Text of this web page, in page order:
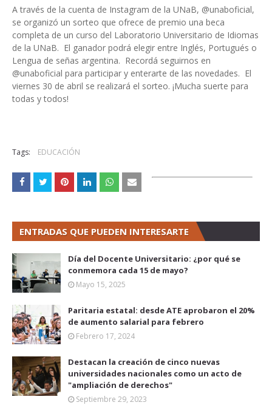
A través de la cuenta de Instagram de la UNaB, @unaboficial,
se organizó un sorteo que ofrece de premio una beca
completa de un curso del Laboratorio Universitario de Idiomas
de la UNaB. El ganador podrá elegir entre Inglés, Portugués o
Lengua de señas argentina. Recordá seguirnos en
@unaboficial para participar y enterarte de las novedades. El
viernes 30 de abril se realizará el sorteo. ¡Mucha suerte para
todas y todos!
Tags: EDUCACIÓN
ENTRADAS QUE PUEDEN INTERESARTE
Día del Docente Universitario: ¿por qué se
conmemora cada 15 de mayo?
Mayo 15, 2025
Paritaria estatal: desde ATE aprobaron el 20%
de aumento salarial para febrero
Febrero 17, 2024
Destacan la creación de cinco nuevas
universidades nacionales como un acto de
"ampliación de derechos"
Septiembre 29, 2023